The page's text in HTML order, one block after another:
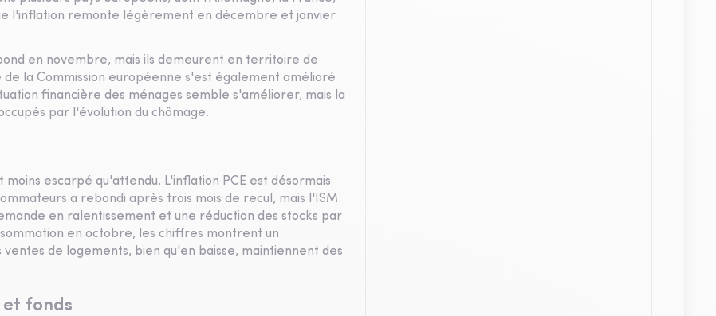
l'inflation remonte légèrement en décembre et janvier
en novembre, mais ils demeurent en territoire de
la Commission européenne s'est également amélioré
financière des ménages semble s'améliorer, mais la
par l'évolution du chômage.
escarpé qu'attendu. L'inflation PCE est désormais
a rebondi après trois mois de recul, mais l'ISM
en ralentissement et une réduction des stocks par
en octobre, les chiffres montrent un
de logements, bien qu'en baisse, maintiennent des
et fonds